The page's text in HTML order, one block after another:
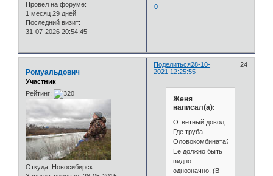
Провел на форуме:
1 месяц 29 дней
Последний визит:
31-07-2026 20:54:45
0
Поделиться 24
28-10-
2021 12:25:55
Ромуальдович
Участник
Рейтинг:
Откуда: Новосибирск
Женя
написал(а):
Ответный довод.
Где труба
Оловокомбината?
Ее должно быть
видно
однозначно. (В